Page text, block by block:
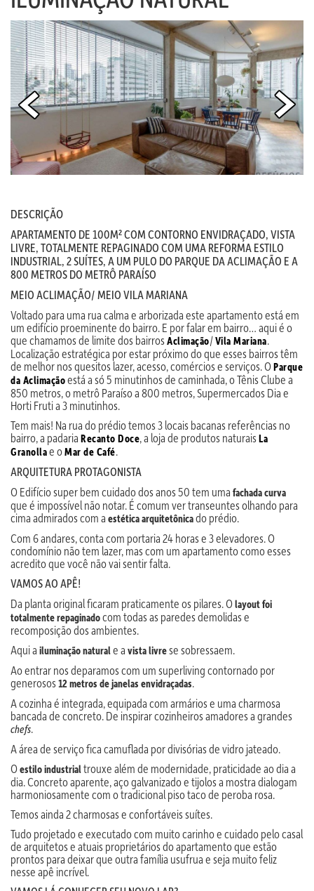
DESCRIÇÃO
APARTAMENTO DE 100M² COM CONTORNO ENVIDRAÇADO, VISTA
LIVRE, TOTALMENTE REPAGINADO COM UMA REFORMA ESTILO
INDUSTRIAL, 2 SUÍTES, A UM PULO DO PARQUE DA ACLIMAÇÃO E A
800 METROS DO METRÔ PARAÍSO
MEIO ACLIMAÇÃO/ MEIO VILA MARIANA
Voltado para uma rua calma e arborizada este apartamento está em
um edifício proeminente do bairro. E por falar em bairro… aqui é o
que chamamos de limite dos bairrosAclimação/Vila Mariana.
Localização estratégica por estar próximo do que esses bairros têm
de melhor nos quesitos lazer, acesso, comércios e serviços. OParque
da Aclimaçãoestá a só 5 minutinhos de caminhada, o Tênis Clube a
850 metros, o metrô Paraíso a 800 metros, Supermercados Dia e
Horti Fruti a 3 minutinhos.
Tem mais! Na rua do prédio temos 3 locais bacanas referências no
bairro, a padaria Recanto Doce, a loja de produtos naturaisLa
Granollae oMar de Café.
ARQUITETURA PROTAGONISTA
O Edifício super bem cuidado dos anos 50 tem uma fachada curva
que é impossível não notar. É comum ver transeuntes olhando para
cima admirados com a estética arquitetônicado prédio.
Com 6 andares, conta com portaria 24 horas e 3 elevadores. O
condomínio não tem lazer, mas com um apartamento como esses
acredito que você não vai sentir falta.
VAMOS AO APÊ!
Da planta original ficaram praticamente os pilares. Olayout foi
totalmente repaginadocom todas as paredes demolidas e
recomposição dos ambientes.
Aqui a iluminação naturale a vista livrese sobressaem.
Ao entrar nos deparamos com um superliving contornado por
generosos12 metros de janelas envidraçadas.
A cozinha é integrada, equipada com armários e uma charmosa
bancada de concreto. De inspirar cozinheiros amadores a grandes
chefs.
A área de serviço fica camuflada por divisórias de vidro jateado.
Oestilo industrialtrouxe além de modernidade, praticidade ao dia a
dia. Concreto aparente, aço galvanizado e tijolos a mostra dialogam
harmoniosamente com o tradicional piso taco de peroba rosa.
Temos ainda 2 charmosas e confortáveis suítes.
Tudo projetado e executado com muito carinho e cuidado pelo casal
de arquitetos e atuais proprietários do apartamento que estão
prontos para deixar que outra família usufrua e seja muito feliz
nesse apê incrível.